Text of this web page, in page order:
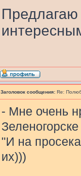
Предлагаю
Заголовок сообщения: Re:
- Мне очень
Зеленогорске
"И на
их)))